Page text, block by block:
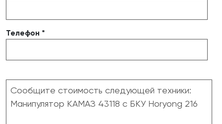
Телефон *